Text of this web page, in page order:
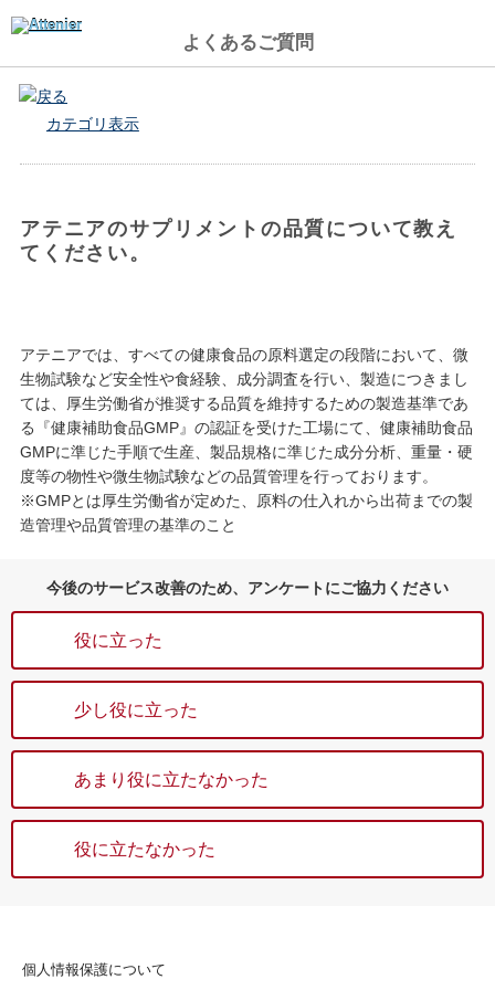
よくあるご質問
戻る
カテゴリ表示
アテニアのサプリメントの品質について教え
てください。
アテニアでは、すべての健康食品の原料選定の段階において、微
生物試験など安全性や食経験、成分調査を行い、製造につきまし
ては、厚生労働省が推奨する品質を維持するための製造基準であ
る『健康補助食品GMP』の認証を受けた工場にて、健康補助食品
GMPに準じた手順で生産、製品規格に準じた成分分析、重量・硬
度等の物性や微生物試験などの品質管理を行っております。
※GMPとは厚生労働省が定めた、原料の仕入れから出荷までの製
造管理や品質管理の基準のこと
今後のサービス改善のため、アンケートにご協力ください
役に立った
少し役に立った
あまり役に立たなかった
役に立たなかった
個人情報保護について